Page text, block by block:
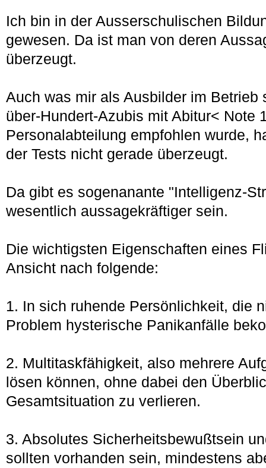
Ich bin in der Ausserschulischen
gewesen. Da ist man von deren
überzeugt.
Auch was mir als Ausbilder im Betrieb
über-Hundert-Azubis mit Abitur< Note
Personalabteilung empfohlen wurde,
der Tests nicht gerade überzeugt.
Da gibt es sogenanante "Intelligenz-
wesentlich aussagekräftiger sein.
Die wichtigsten Eigenschaften eines
Ansicht nach folgende:
1. In sich ruhende Persönlichkeit, die
Problem hysterische Panikanfälle
2. Multitaskfähigkeit, also mehrere
lösen können, ohne dabei den
Gesamtsituation zu verlieren.
3. Absolutes Sicherheitsbewußtsein
sollten vorhanden sein, mindestens